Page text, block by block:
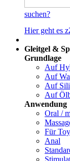
suchen?
Hier geht es z
Gleitgel &
Grundlage
Auf
Auf
Auf
Auf
Anwendung
Oral /
Für
Anal